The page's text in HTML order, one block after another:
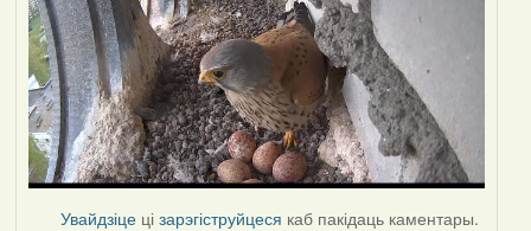
Увайдзіце цізарэгіструйцеся каб пакідаць каментары.